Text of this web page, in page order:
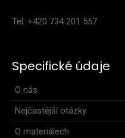
Dětský cyklo
Tel: +420 734 201 557
Specifické údaje
O nás
Nejčastější otázky
O materiálech